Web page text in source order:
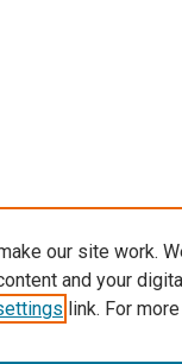
our site work.
and your
link. For